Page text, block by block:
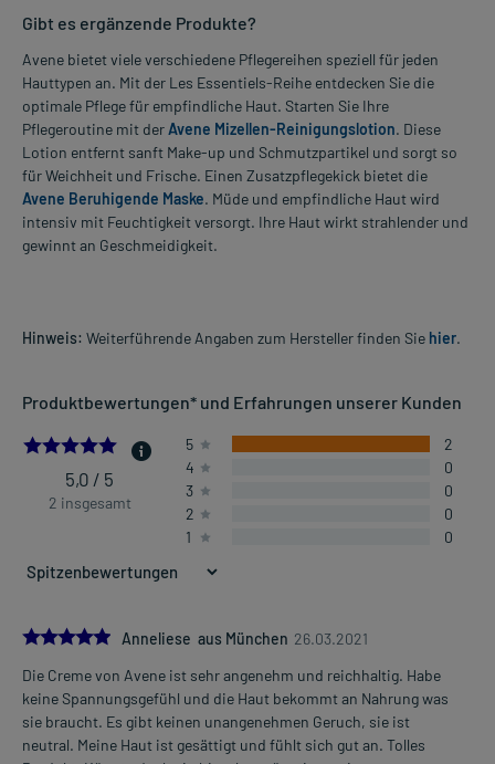
Gibt es ergänzende Produkte?
Avene bietet viele verschiedene Pflegereihen speziell für jeden
Hauttypen an. Mit der Les Essentiels-Reihe entdecken Sie die
optimale Pflege für empfindliche Haut. Starten Sie Ihre
Pflegeroutine mit derAvene Mizellen-Reinigungslotion. Diese
Lotion entfernt sanft Make-up und Schmutzpartikel und sorgt so
für Weichheit und Frische. Einen Zusatzpflegekick bietet die
Avene Beruhigende Maske. Müde und empfindliche Haut wird
intensiv mit Feuchtigkeit versorgt. Ihre Haut wirkt strahlender und
gewinnt an Geschmeidigkeit.
Hinweis: Weiterführende Angaben zum Hersteller finden Sie hier.
Produktbewertungen* und Erfahrungen unserer Kunden
5.0
5,0 / 5
2 insgesamt
5
2
4
0
3
0
2
0
1
0
5.0Anneliese aus München 26.03.2021
Die Creme von Avene ist sehr angenehm und reichhaltig. Habe
keine Spannungsgefühl und die Haut bekommt an Nahrung was
sie braucht. Es gibt keinen unangenehmen Geruch, sie ist
neutral. Meine Haut ist gesättigt und fühlt sich gut an. Tolles